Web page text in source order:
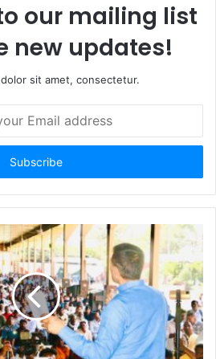
our mailing list
new updates!
sit amet, consectetur.